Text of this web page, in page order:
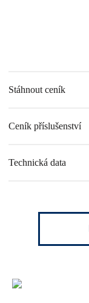
Stáhnout ceník
Ceník příslušenství
Technická data